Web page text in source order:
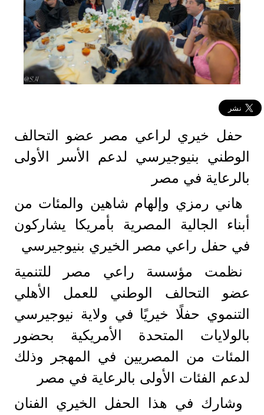
حفل خيري لراعي مصر عضو التحالف
الوطني بنيوجيرسي لدعم الأسر الأولى
بالرعاية في مصر
هاني رمزي وإلهام شاهين والمئات من
أبناء الجالية المصرية بأمريكا يشاركون
في حفل راعي مصر الخيري بنيوجيرسي
نظمت مؤسسة راعي مصر للتنمية
عضو التحالف الوطني للعمل الأهلي
التنموي حفلًا خيريًا في ولاية نيوجيرسي
بالولايات المتحدة الأمريكية بحضور
المئات من المصريين في المهجر وذلك
لدعم الفئات الأولى بالرعاية في مصر
وشارك في هذا الحفل الخيري الفنان